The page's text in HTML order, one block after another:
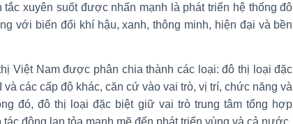
tắc xuyên suốt được nhấn mạnh là phát triển hệ thống đô
với biến đổi khí hậu, xanh, thông minh, hiện đại và bền
Việt Nam được phân chia thành các loại: đô thị loại đặc
và các cấp độ khác, căn cứ vào vai trò, vị trí, chức năng và
đó, đô thị loại đặc biệt giữ vai trò trung tâm tổng hợp
tác động lan tỏa mạnh mẽ đến phát triển vùng và cả nước.